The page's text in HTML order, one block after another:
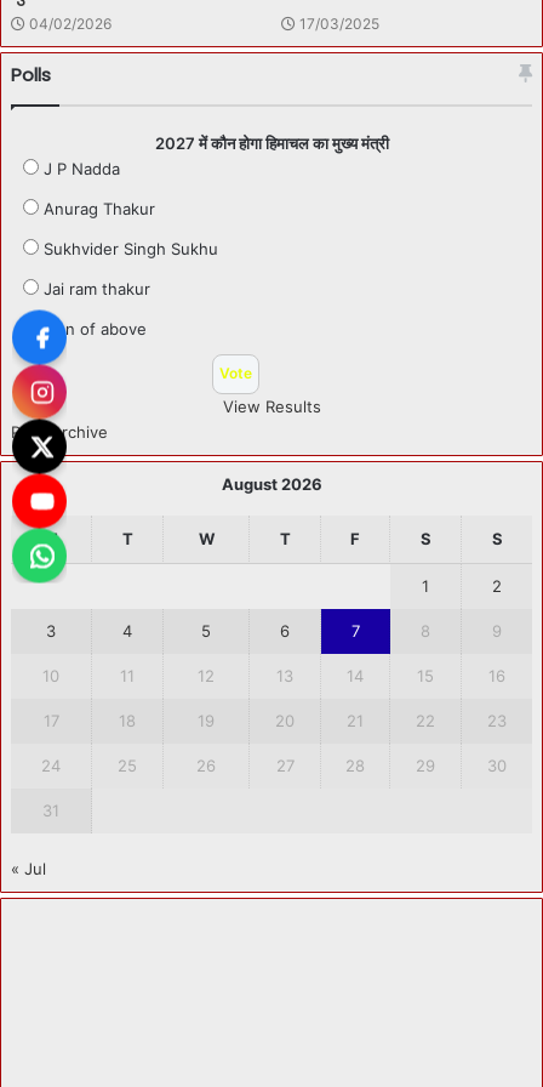
04/02/2026 17/03/2025
Polls
2027 में कौन होगा हिमाचल का मुख्य मंत्री
J P Nadda
Anurag Thakur
Sukhvider Singh Sukhu
Jai ram thakur
Non of above
View Results
Polls Archive
August 2026
M T W T F S S
1 2
3 4 5 6 7 8 9
10 11 12 13 14 15 16
17 18 19 20 21 22 23
24 25 26 27 28 29 30
31
« Jul